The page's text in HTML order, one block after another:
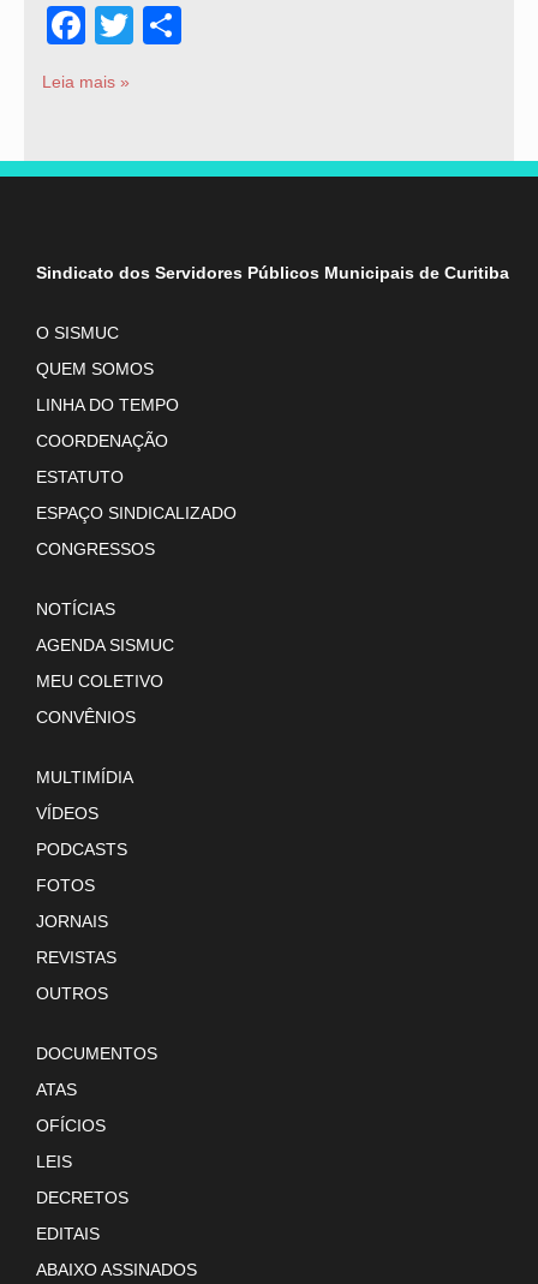
Facebook
Twitter
Leia mais »
Sindicato dos Servidores Públicos Municipais de Curitiba
O SISMUC
QUEM SOMOS
LINHA DO TEMPO
COORDENAÇÃO
ESTATUTO
ESPAÇO SINDICALIZADO
CONGRESSOS
NOTÍCIAS
AGENDA SISMUC
MEU COLETIVO
CONVÊNIOS
MULTIMÍDIA
VÍDEOS
PODCASTS
FOTOS
JORNAIS
REVISTAS
OUTROS
DOCUMENTOS
ATAS
OFÍCIOS
LEIS
DECRETOS
EDITAIS
ABAIXO ASSINADOS